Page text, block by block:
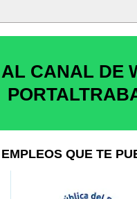
CANAL DE
QUE TE